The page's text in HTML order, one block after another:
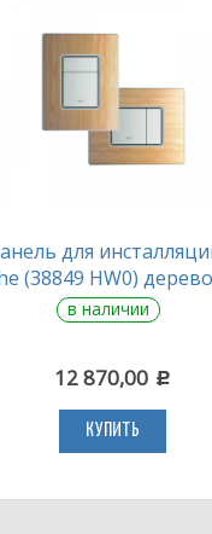
для
(38849 HW0)
в наличии
12 870,00 c
КУПИТЬ